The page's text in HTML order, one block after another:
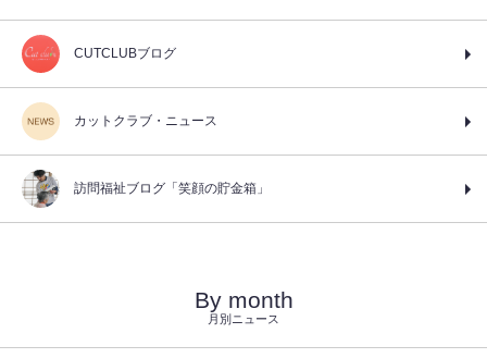
CUTCLUBブログ
カットクラブ・ニュース
訪問福祉ブログ「笑顔の貯金箱」
By month
月別ニュース